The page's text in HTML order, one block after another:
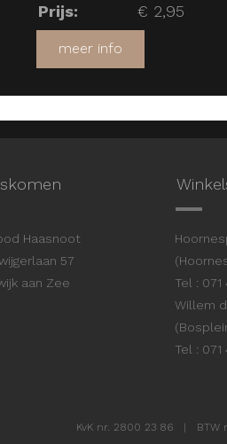
Prijs: € 2,95
meer info
Haasnoot
57
aan Zee
Tel :
Willem
Tel : 071
KvK nr. 2800 23 86 | BTW